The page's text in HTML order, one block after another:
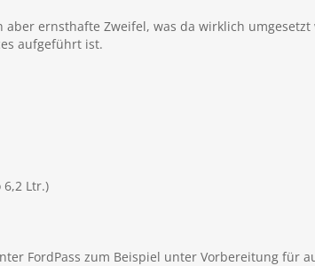
ernsthafte Zweifel, was da wirklich
aufgeführt ist.
6,2 Ltr.)
FordPass zum Beispiel unter Vorbereitung für